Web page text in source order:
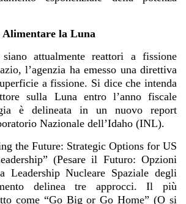
Alimentare la Luna
attualmente reattori a fissione
l’agenzia ha emesso una direttiva
a fissione. Si dice che intenda
sulla Luna entro l’anno fiscale
è delineata in un nuovo report
Nazionale dell’Idaho (INL).
the Future: Strategic Options for US
(Pesare il Futuro: Opzioni
Leadership Nucleare Spaziale degli
delinea tre approcci. Il più
come “Go Big or Go Home” (O si